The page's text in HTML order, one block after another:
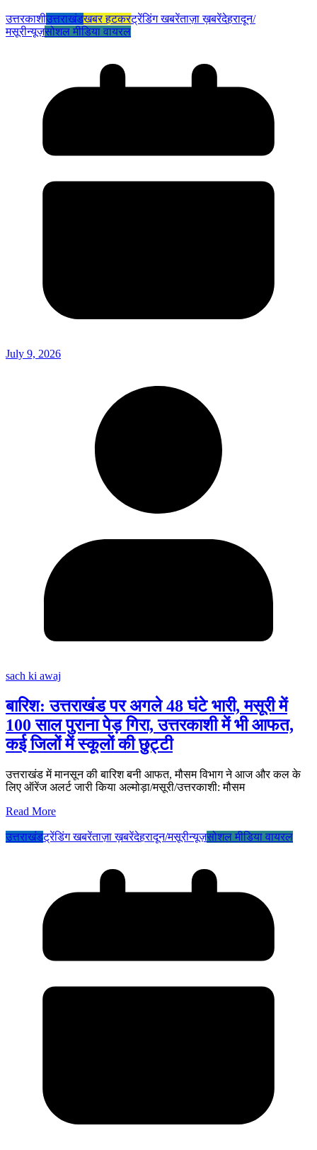
उत्तरकाशीउत्तराखंडखबर हटकरट्रेंडिंग खबरेंताज़ा ख़बरेंदेहरादून/
मसूरीन्यूज़सोशल मीडिया वायरल
July 9, 2026
sach ki awaj
बारिश: उत्तराखंड पर अगले 48 घंटे भारी, मसूरी में
100 साल पुराना पेड़ गिरा, उत्तरकाशी में भी आफत,
कई जिलों में स्कूलों की छुट्टी
उत्तराखंड में मानसून की बारिश बनी आफत, मौसम विभाग ने आज और कल के
लिए ऑरेंज अलर्ट जारी किया अल्मोड़ा/मसूरी/उत्तरकाशी: मौसम
Read More
उत्तराखंडट्रेंडिंग खबरेंताज़ा ख़बरेंदेहरादून/मसूरीन्यूज़सोशल मीडिया वायरल